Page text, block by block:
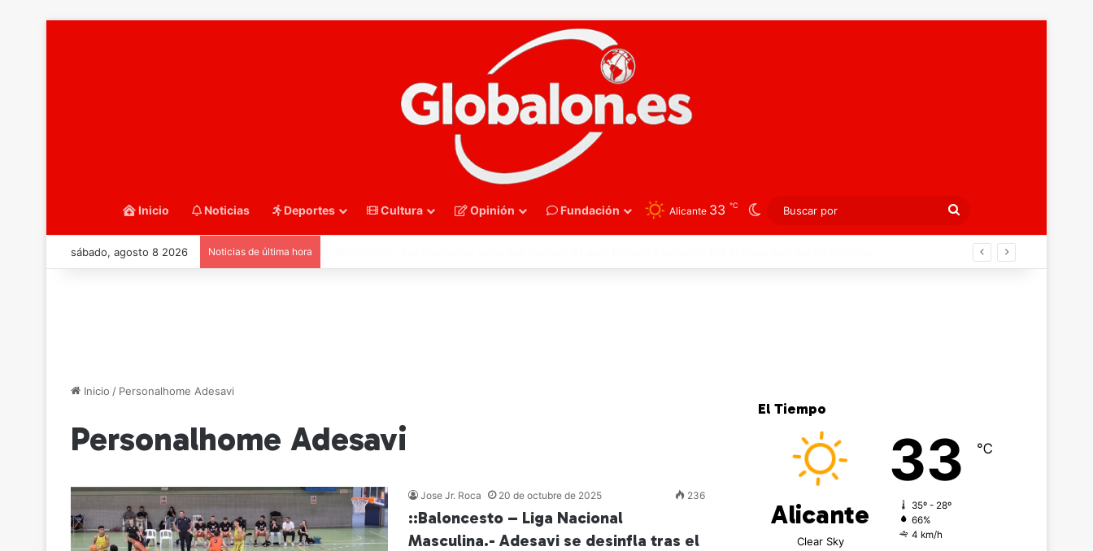
Inicio Noticias Deportes Cultura Opinión Fundación Alicante 33 ℃ Switch skin
Buscar
por
sábado, agosto 8 2026 Noticias de última hora
Inicio / Personalhome Adesavi
Personalhome Adesavi
Jose Jr. Roca 20 de octubre de 2025 236
::Baloncesto – Liga Nacional
Masculina.- Adesavi se desinfla tras el
El Tiempo
Alicante
Clear Sky
33 ℃
35º - 28º
66%
4 km/h